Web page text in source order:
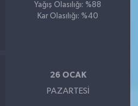
Yağış Olasılığı: %88
Kar Olasılığı: %40
26 OCAK
PAZARTESI